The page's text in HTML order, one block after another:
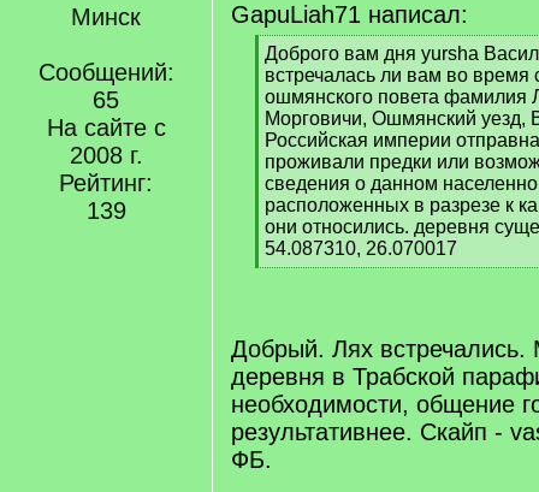
Минск
Сообщений:
65
На сайте с
2008 г.
Рейтинг:
139
GapuLiah71 написал:
[
q
]
Доброго вам дня yursha
встречалась ли вам во время
ошмянского повета фамилия
Морговичи, Ошмянский уезд,
Российская империи
проживали предки или
сведения о данном
расположенных в разрезе к
они относились. деревня
54.087310, 26.070017
[
]
Добрый. Лях встречались.
деревня в Трабской
необходимости, общение
результативнее. Скайп -
ФБ.